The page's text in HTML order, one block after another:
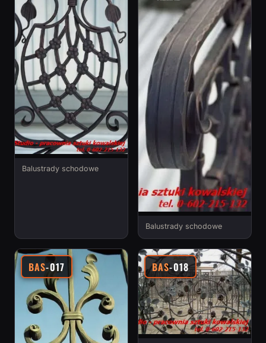
Balustrady schodowe
Balustrady schodowe
BAS-017 BAS-018